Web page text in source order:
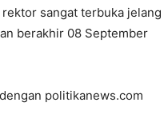
sangat terbuka jelang
berakhir 08 September
politikanews.com